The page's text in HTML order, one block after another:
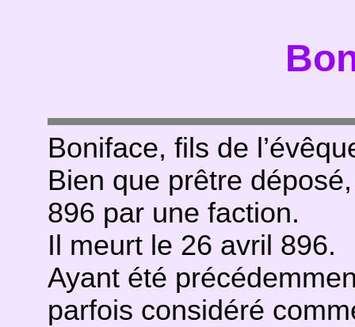
Boniface, fils de
Bien que prêtre
896 par une faction.
Il meurt le 26 avril 896.
Ayant été
parfois considéré